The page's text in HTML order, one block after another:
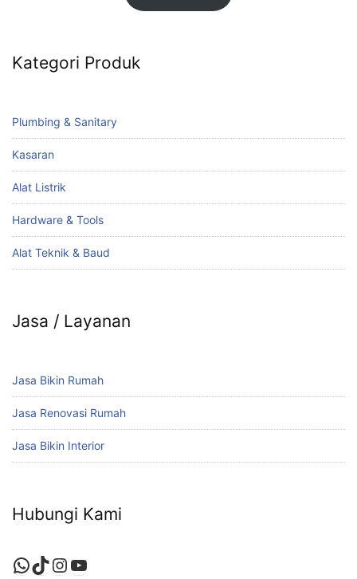
Kategori Produk
Plumbing & Sanitary
Kasaran
Alat Listrik
Hardware & Tools
Alat Teknik & Baud
Jasa / Layanan
Jasa Bikin Rumah
Jasa Renovasi Rumah
Jasa Bikin Interior
Hubungi Kami
WhatsApp
TikTok
Instagram
YouTube